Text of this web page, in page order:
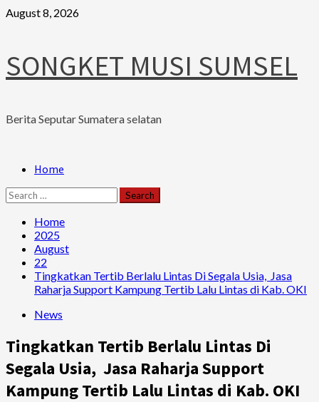
Skip
August 8, 2026
SONGKET MUSI SUMSEL
Berita Seputar Sumatera selatan
PrimaryHome
Search
for:
Home
2025
August
22
Tingkatkan Tertib Berlalu Lintas Di Segala Usia, Jasa
Raharja Support Kampung Tertib Lalu Lintas di Kab. OKI
News
Tingkatkan Tertib Berlalu Lintas Di
Segala Usia, Jasa Raharja Support
Kampung Tertib Lalu Lintas di Kab. OKI